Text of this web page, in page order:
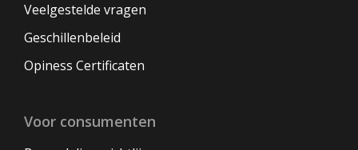
Veelgestelde vragen
Geschillenbeleid
Opiness Certificaten
Voor consumenten